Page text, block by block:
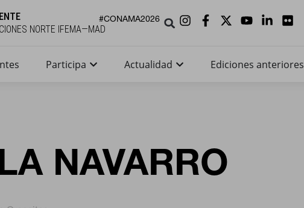
NORTE IFEMA—MAD
#CONAMA2026
Participa Actualidad Ediciones anteriores
NAVARRO